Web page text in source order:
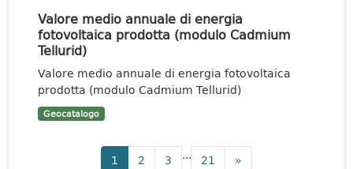
Valore medio annuale di energia
fotovoltaica prodotta (modulo Cadmium
Tellurid)
Valore medio annuale di energia fotovoltaica
prodotta (modulo Cadmium Tellurid)
Geocatalogo
1 2 3 ... 21 »